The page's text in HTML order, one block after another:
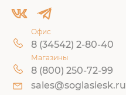
Офис
8 (34542) 2-80-40
Магазины
8 (800) 250-72-99
sales@soglasiesk.ru